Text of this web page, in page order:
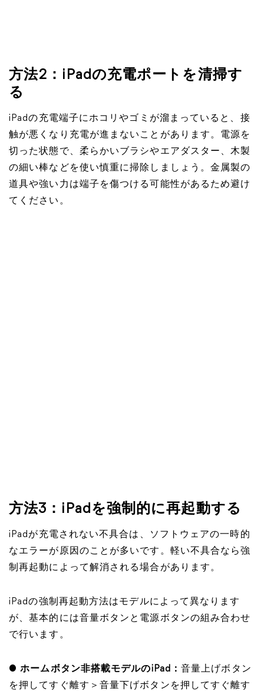
方法2：iPadの充電ポートを清掃す
る
iPadの充電端子にホコリやゴミが溜まっていると、接
触が悪くなり充電が進まないことがあります。電源を
切った状態で、柔らかいブラシやエアダスター、木製
の細い棒などを使い慎重に掃除しましょう。金属製の
道具や強い力は端子を傷つける可能性があるため避け
てください。
方法3：iPadを強制的に再起動する
iPadが充電されない不具合は、ソフトウェアの一時的
なエラーが原因のことが多いです。軽い不具合なら強
制再起動によって解消される場合があります。
iPadの強制再起動方法はモデルによって異なります
が、基本的には音量ボタンと電源ボタンの組み合わせ
で行います。
●ホームボタン非搭載モデルのiPad：音量上げボタン
を押してすぐ離す＞音量下げボタンを押してすぐ離す